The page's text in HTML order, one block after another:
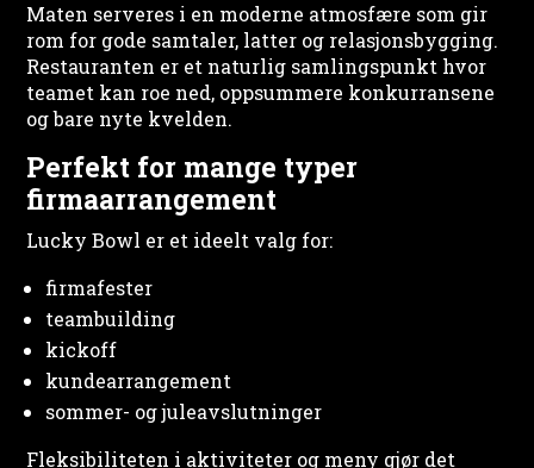
Maten serveres i en moderne atmosfære som gir
rom for gode samtaler, latter og relasjonsbygging.
Restauranten er et naturlig samlingspunkt hvor
teamet kan roe ned, oppsummere konkurransene
og bare nyte kvelden.
Perfekt for mange typer
firmaarrangement
Lucky Bowl er et ideelt valg for:
firmafester
teambuilding
kickoff
kundearrangement
sommer- og juleavslutninger
Fleksibiliteten i aktiviteter og meny gjør det